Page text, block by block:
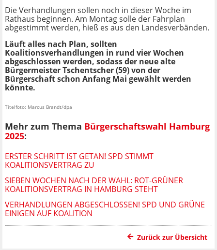
Die Verhandlungen sollen noch in dieser Woche im
Rathaus beginnen. Am Montag solle der Fahrplan
abgestimmt werden, hieß es aus den Landesverbänden.
Läuft alles nach Plan, sollten
Koalitionsverhandlungen in rund vier Wochen
abgeschlossen werden, sodass der neue alte
Bürgermeister Tschentscher (59) von der
Bürgerschaft schon Anfang Mai gewählt werden
könnte.
Titelfoto: Marcus Brandt/dpa
Mehr zum Thema Bürgerschaftswahl Hamburg
2025:
ERSTER SCHRITT IST GETAN! SPD STIMMT
KOALITIONSVERTRAG ZU
SIEBEN WOCHEN NACH DER WAHL: ROT-GRÜNER
KOALITIONSVERTRAG IN HAMBURG STEHT
VERHANDLUNGEN ABGESCHLOSSEN! SPD UND GRÜNE
EINIGEN AUF KOALITION
Zurück zur Übersicht